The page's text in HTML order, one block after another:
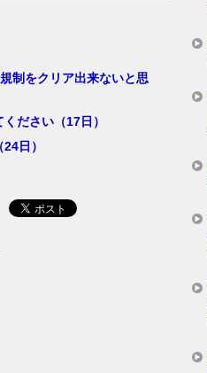
制をクリア出来ないと思
ださい（17日）
日）